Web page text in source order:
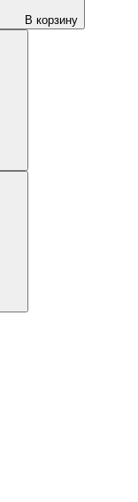
В корзину